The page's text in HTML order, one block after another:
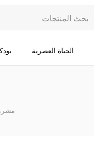
الحياة العصرية